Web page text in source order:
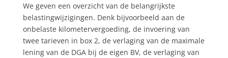
We geven een overzicht van de belangrijkste
belastingwijzigingen. Denk bijvoorbeeld aan de
onbelaste kilometervergoeding, de invoering van
twee tarieven in box 2, de verlaging van de maximale
lening van de DGA bij de eigen BV, de verlaging van